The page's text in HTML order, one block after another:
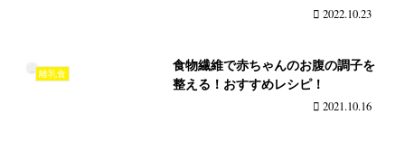
2022.10.23
離乳食
食物繊維で赤ちゃんのお腹の調子を
整える！おすすめレシピ！
2021.10.16